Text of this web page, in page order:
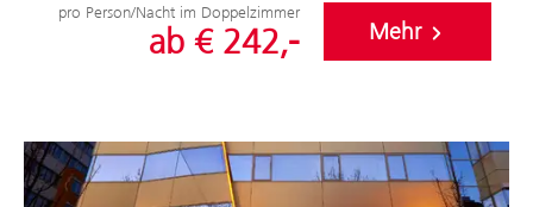
pro Person/Nacht im Doppelzimmer
ab € 242,- Mehr